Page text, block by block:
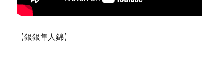
【銀銀隼人錦】